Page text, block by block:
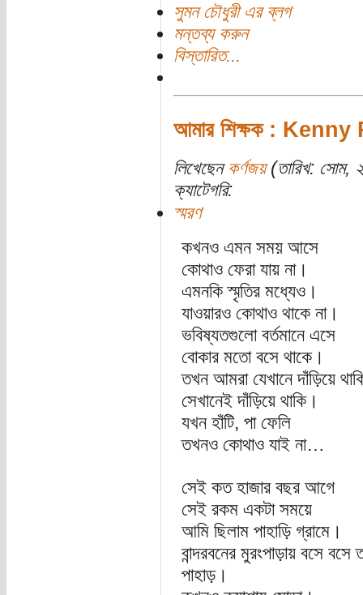
সুমন চৌধুরী এর ব্লগ
মন্তব্য করুন
বিস্তারিত...
আমার শিক্ষক : Kenny
লিখেছেন কর্ণজয়(তারিখ: সোম,
ক্যাটেগরি:
স্মরণ
কখনও এমন সময় আসে
কোথাও ফেরা যায় না।
এমনকি স্মৃতির মধ্যেও।
যাওয়ারও কোথাও থাকে না।
ভবিষ্যতগুলো বর্তমানে এসে
বোকার মতো বসে থাকে।
তখন আমরা যেখানে দাঁড়িয়ে
সেখানেই দাঁড়িয়ে থাকি।
যখন হাঁটি, পা ফেলি
তখনও কোথাও যাই না…
সেই কত হাজার বছর আগে
সেই রকম একটা সময়ে
আমি ছিলাম পাহাড়ি গ্রামে।
বান্দরবনের মুরংপাড়ায় বসে বসে
পাহাড়।